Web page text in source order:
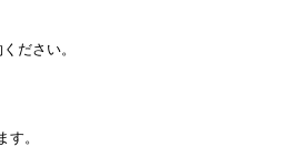
ださい。
。